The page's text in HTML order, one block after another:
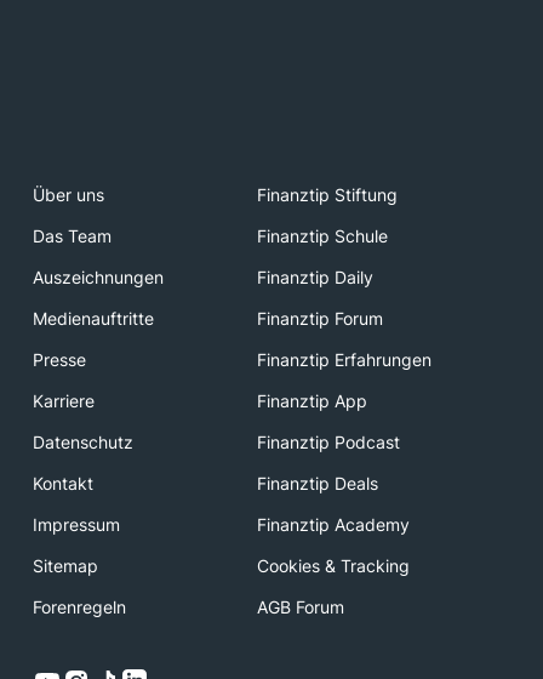
Über uns
Finanztip Stiftung
Das Team
Finanztip Schule
Auszeichnungen
Finanztip Daily
Medienauftritte
Finanztip Forum
Presse
Finanztip Erfahrungen
Karriere
Finanztip App
Datenschutz
Finanztip Podcast
Kontakt
Finanztip Deals
Impressum
Finanztip Academy
Sitemap
Cookies & Tracking
Forenregeln
AGB Forum